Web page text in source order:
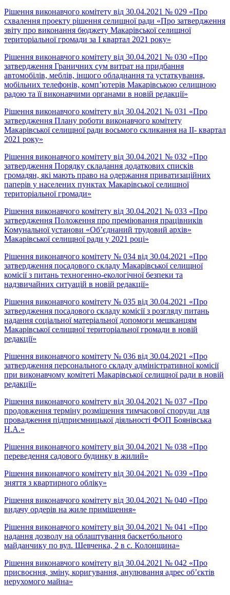
Рішення виконавчого комітету від 30.04.2021 № 029 «Про
схвалення проекту рішення селищної ради «Про затвердження
звіту про виконання бюджету Макарівської селищної
територіальної громади за І квартал 2021 року»
Рішення виконавчого комітету від 30.04.2021 № 030 «Про
затвердження Граничних сум витрат на придбання
автомобілів, меблів, іншого обладнання та устаткування,
мобільних телефонів, комп’ютерів Макарівською селищною
радою та її виконавчими органами в новій редакції»
Рішення виконавчого комітету від 30.04.2021 № 031 «Про
затвердження Плану роботи виконавчого комітету
Макарівської селищної ради восьмого скликання на ІІ- квартал
2021 року»
Рішення виконавчого комітету від 30.04.2021 № 032 «Про
затвердження Порядку складання додаткових списків
громадян, які мають право на одержання приватизаційних
паперів у населених пунктах Макарівської селищної
територіальної громади»
Рішення виконавчого комітету від 30.04.2021 № 033 «Про
затвердження Положення про преміювання працівників
Комунальної установи «Об’єднаний трудовий архів»
Макарівської селищної ради у 2021 році»
Рішення виконавчого комітету № 034 від 30.04.2021 «Про
затвердження посадового складу Макарівської селищної
комісії з питань техногенно-екологічної безпеки та
надзвичайних ситуацій в новій редакції»
Рішення виконавчого комітету № 035 від 30.04.2021 «Про
затвердження посадового складу комісії з розгляду питань
надання соціальної матеріальної допомоги мешканцям
Макарівської селищної територіальної громади в новій
редакції»
Рішення виконавчого комітету № 036 від 30.04.2021 «Про
затвердження персонального складу адміністративної комісії
при виконавчому комітеті Макарівської селищної ради в новій
редакції»
Рішення виконавчого комітету від 30.04.2021 № 037 «Про
продовження терміну розміщення тимчасової споруди для
провадження підприємницької діяльності ФОП Боянівська
Н.А.»
Рішення виконавчого комітету від 30.04.2021 № 038 «Про
переведення садового будинку в жилий»
Рішення виконавчого комітету від 30.04.2021 № 039 «Про
зняття з квартирного обліку»
Рішення виконавчого комітету від 30.04.2021 № 040 «Про
видачу ордерів на жиле приміщення»
Рішення виконавчого комітету від 30.04.2021 № 041 «Про
надання дозволу на облаштування баскетбольного
майданчику по вул. Шевченка, 2 в с. Колонщина»
Рішення виконавчого комітету від 30.04.2021 № 042 «Про
присвоєння, зміну, коригування, анулювання адрес об’єктів
нерухомого майна»